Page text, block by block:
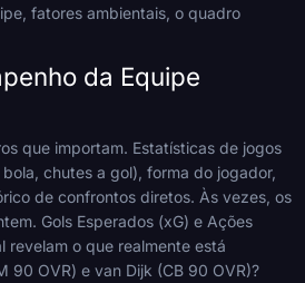
fatores ambientais, o quadro
da Equipe
que importam. Estatísticas de jogos
chutes a gol), forma do jogador,
de confrontos diretos. Às vezes, os
Gols Esperados (xG) e Ações
revelam o que realmente está
90 OVR) e van Dijk (CB 90 OVR)?